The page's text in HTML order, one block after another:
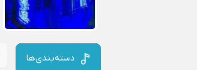
دسته‌بندی‌ها